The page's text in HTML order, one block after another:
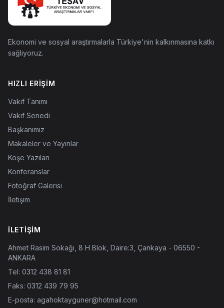
Ekonomi ve sosyal araştırmalarla Türkiye'nin kalkınmasına katkı
sağlıyoruz.
HIZLI ERIŞIM
Vakıf Tanımı
Vakıf Senedi
Başkanımız
Makaleler ve Yayınlar
Köşe Yazıları
Konferanslar
Fotoğraf Galerisi
İletişim
İLETIŞIM
Ahmet Rasim Sokağı, 8 H Blok, Daire:3, Çankaya - 06550 -
ANKARA
Tel: 0312 438 81 81
Faks: 0312 439 79 95
E-posta: agahoktayguner@hotmail.com